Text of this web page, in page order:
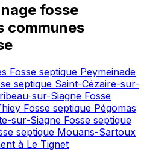
fosse
communes
Fosse septique Peymeinade
septique Saint-Cézaire-sur-
sur-Siagne Fosse
Fosse septique Pégomas
sur-Siagne Fosse septique
septique Mouans-Sartoux
à Le Tignet